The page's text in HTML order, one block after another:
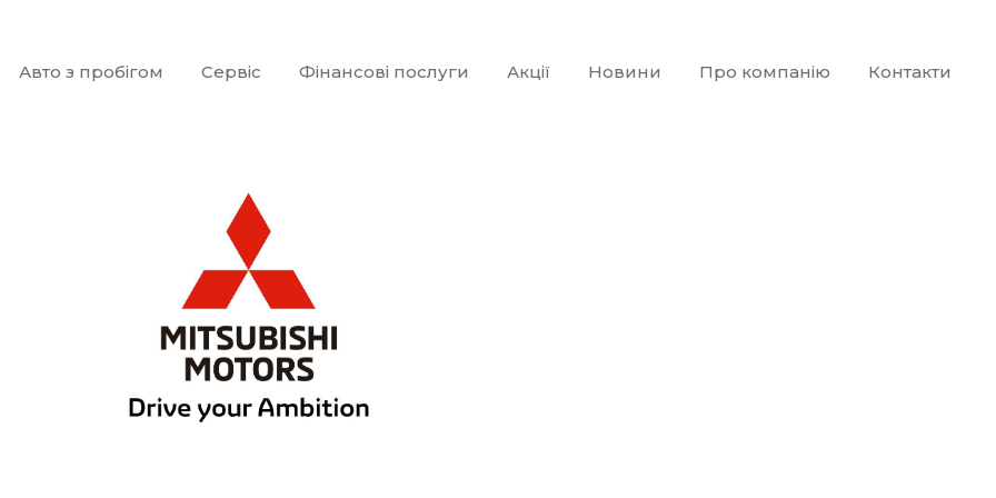
Авто з пробігом Сервіс Фінансові послуги Акції Новини Про компанію Контакти